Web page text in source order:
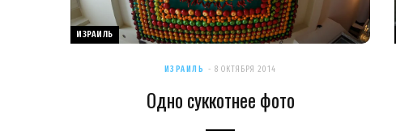
ИЗРАИЛЬ
ИЗРАИЛЬ 8 ОКТЯБРЯ 2014
Одно суккотнее фото